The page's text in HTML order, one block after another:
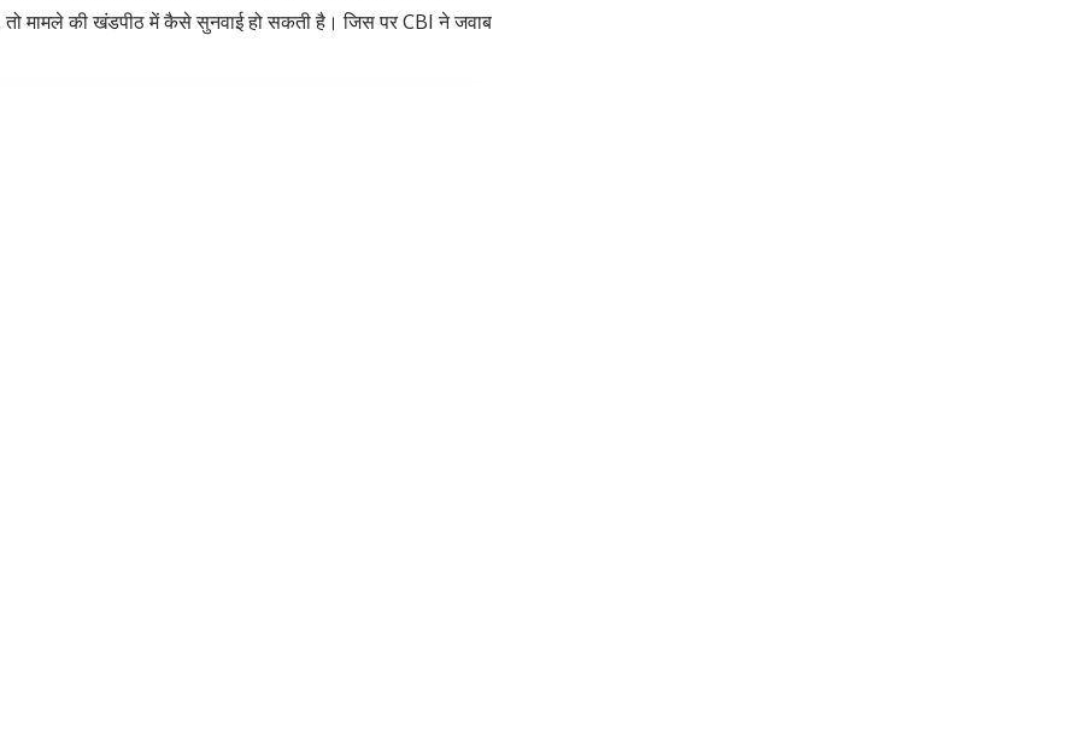
तो मामले की खंडपीठ में कैसे सुनवाई हो सकती है। जिस पर CBI ने जवाब